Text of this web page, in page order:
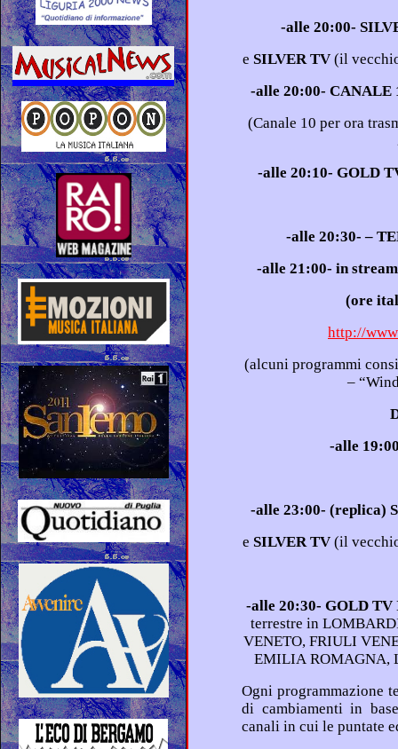
-alle 20:00-
e SILVER TV
-alle 20:00- CANALE
(Canale 10 per ora trasmette le repliche delle prime puntate
-alle 20:10- GOLD
-alle 20:30- –
http://
(alcuni programmi consigliati: “Quick time” – “Real Player”
-
e SILVER TV
-alle 20:30- GOLD
terrestre in LOMBARDIA, PIEMONTE, VALLE D’AOSTA,
VENETO, FRIULI VENEZIA GIULIA, la provincia di Trento,
Ogni programmazione televisiva e radiofonica è suscettibile
di cambiamenti in base alle variazioni del